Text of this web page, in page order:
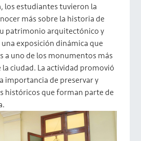
los estudiantes tuvieron la
más sobre la historia de
patrimonio arquitectónico y
exposición dinámica que
a uno de los monumentos más
ciudad. La actividad promovió
importancia de preservar y
históricos que forman parte de